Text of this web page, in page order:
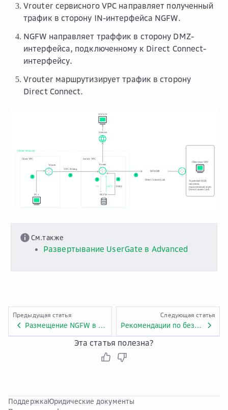
Vrouter сервисного VPC направляет полученный
трафик в сторону IN-интерфейса NGFW.
NGFW направляет траффик в сторону DMZ-
интерфейса, подключенному к Direct Connect-
интерфейсу.
Vrouter маршрутизирует трафик в сторону
Direct Connect.
См.также
Развертывание UserGate в Advanced
Предыдущая статья
Размещение NGFW в регионе Advanced для защиты клиентского трафика N-S
Следующая статья
Рекомендации по безопасному использованию объектного хранилища OBS Advanced
Эта статья полезна?
ПоддержкаЮридические документы